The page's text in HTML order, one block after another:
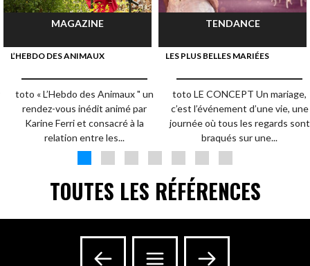
MAGAZINE
L’HEBDO DES ANIMAUX
toto « L’Hebdo des Animaux " un
rendez-vous inédit animé par
Karine Ferri et consacré à la
relation entre les...
TENDANCE
LES PLUS BELLES MARIÉES
toto LE CONCEPT Un mariage,
c’est l’événement d’une vie, une
journée où tous les regards sont
braqués sur une...
TOUTES LES RÉFÉRENCES